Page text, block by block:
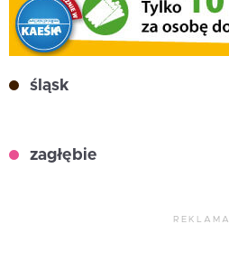
śląsk
zagłębie
REKLAMA